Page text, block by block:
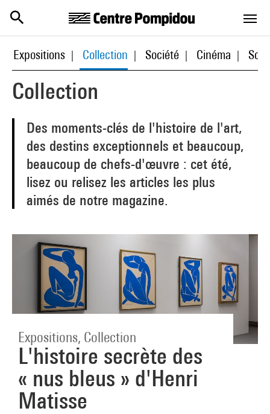
Expositions Collection Société Cinéma
Collection
Des moments-clés de l'histoire de l'art,
des destins exceptionnels et beaucoup,
beaucoup de chefs-d'œuvre : cet été,
lisez ou relisez les articles les plus
aimés de notre magazine.
Expositions, Collection
L'histoire secrète des
« nus bleus » d'Henri
Matisse